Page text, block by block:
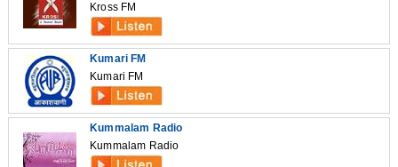
Kross FM
Kumari FM
Kumari FM
Kummalam Radio
Kummalam Radio